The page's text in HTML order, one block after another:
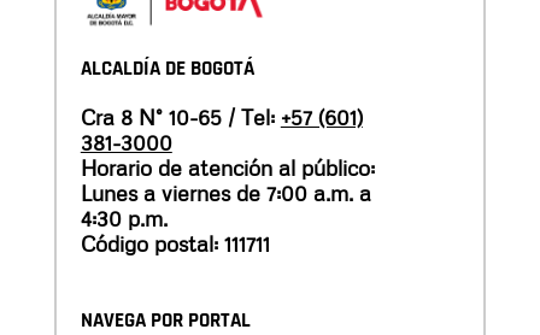
ALCALDÍA DE BOGOTÁ
Cra 8 N° 10-65 / Tel: +57 (601)
381-3000
Horario de atención al público:
Lunes a viernes de 7:00 a.m. a
4:30 p.m.
Código postal: 111711
NAVEGA POR PORTAL